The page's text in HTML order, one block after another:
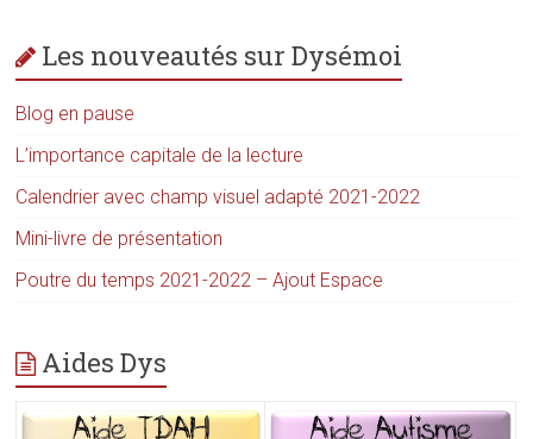
Les nouveautés sur Dysémoi
Blog en pause
L’importance capitale de la lecture
Calendrier avec champ visuel adapté 2021-2022
Mini-livre de présentation
Poutre du temps 2021-2022 – Ajout Espace
Aides Dys